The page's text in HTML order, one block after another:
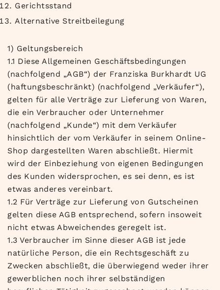
Gerichtsstand
Alternative Streitbeilegung
1) Geltungsbereich
1.1 Diese Allgemeinen Geschäftsbedingungen
(nachfolgend „AGB“) der Franziska Burkhardt UG
(haftungsbeschränkt) (nachfolgend „Verkäufer“),
gelten für alle Verträge zur Lieferung von Waren,
die ein Verbraucher oder Unternehmer
(nachfolgend „Kunde“) mit dem Verkäufer
hinsichtlich der vom Verkäufer in seinem Online-
Shop dargestellten Waren abschließt. Hiermit
wird der Einbeziehung von eigenen Bedingungen
des Kunden widersprochen, es sei denn, es ist
etwas anderes vereinbart.
1.2 Für Verträge zur Lieferung von Gutscheinen
gelten diese AGB entsprechend, sofern insoweit
nicht etwas Abweichendes geregelt ist.
1.3 Verbraucher im Sinne dieser AGB ist jede
natürliche Person, die ein Rechtsgeschäft zu
Zwecken abschließt, die überwiegend weder ihrer
gewerblichen noch ihrer selbständigen